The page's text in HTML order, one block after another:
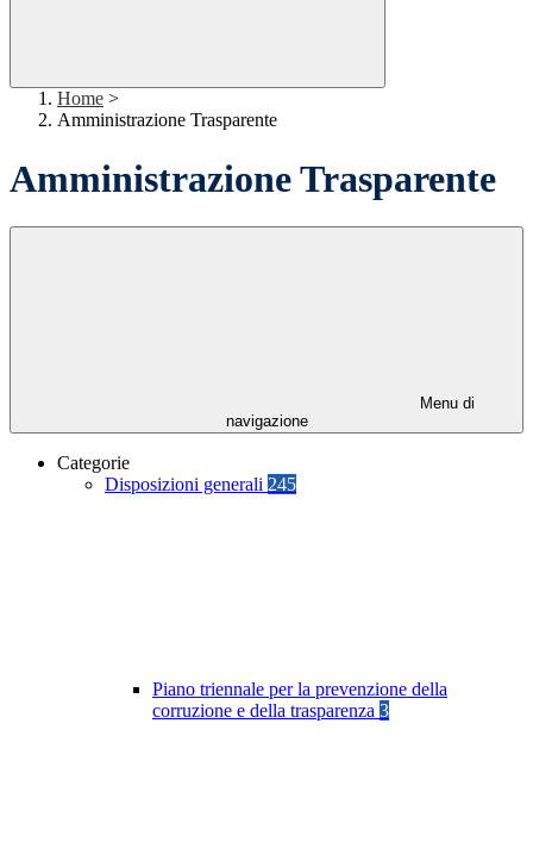
Home >
Amministrazione Trasparente
Amministrazione Trasparente
Menu di
navigazione
Categorie
Disposizioni generali 245
Piano triennale per la prevenzione della
corruzione e della trasparenza 3